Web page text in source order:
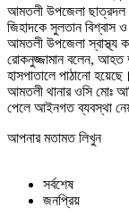
আমতলী উপজেলা ছাত্রদল
জিহাদকে সুলতান বিশ্বাস
আমতলী উপজেলা স্বাস্থ্য
রোকনুজ্জামান বলেন, আহত
হাসপাতালে পাঠানো হয়েছে।
আমতলী থানার ওসি মোঃ
পেলে আইনগত ব্যবস্থা
আপনার মতামত লিখুন
সর্বশেষ
জনপ্রিয়